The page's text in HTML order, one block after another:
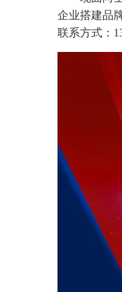
企业搭建品
联系方式：